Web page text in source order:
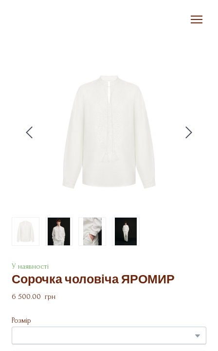
У наявності
Сорочка чоловіча ЯРОМИР
6 500.00  грн
Розмір